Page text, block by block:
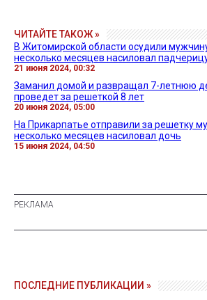
ЧИТАЙТЕ ТАКОЖ »
В Житомирской области осудили
несколько месяцев насиловал
21 июня 2024, 00:32
Заманил домой и развращал 7-летнюю
проведет за решеткой 8 лет
20 июня 2024, 05:00
На Прикарпатье отправили за решетку
несколько месяцев насиловал дочь
15 июня 2024, 04:50
ПОСЛЕДНИЕ ПУБЛИКАЦИИ »